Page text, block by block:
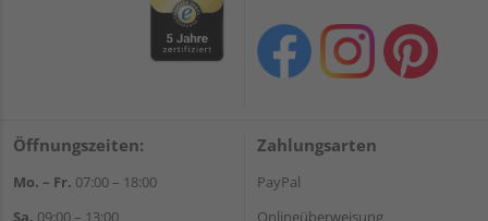
Öffnungszeiten:
Mo. – Fr. 07:00 – 18:00
Zahlungsarten
PayPal